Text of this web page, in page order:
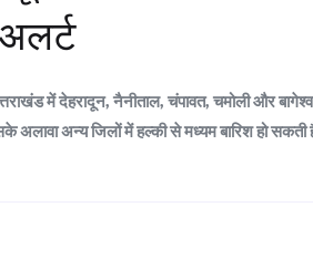
में देहरादून, नैनीताल, चंपावत, चमोली और
अलावा अन्य जिलों में हल्की से मध्यम बारिश हो सकती